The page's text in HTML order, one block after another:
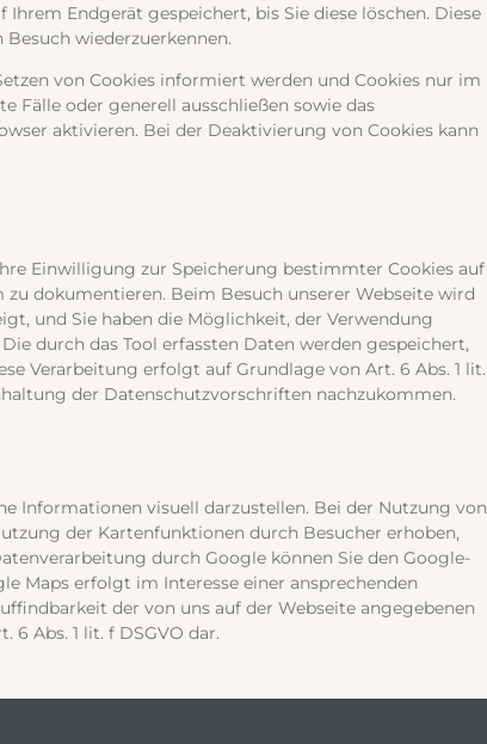
Endgerät gespeichert, bis Sie diese löschen. Diese
wiederzuerkennen.
von Cookies informiert werden und Cookies nur im
Fälle oder generell ausschließen sowie das
aktivieren. Bei der Deaktivierung von Cookies kann
Einwilligung zur Speicherung bestimmter Cookies auf
dokumentieren. Beim Besuch unserer Webseite wird
und Sie haben die Möglichkeit, der Verwendung
durch das Tool erfassten Daten werden gespeichert,
Verarbeitung erfolgt auf Grundlage von Art. 6 Abs. 1 lit.
der Datenschutzvorschriften nachzukommen.
Informationen visuell darzustellen. Bei der Nutzung von
der Kartenfunktionen durch Besucher erhoben,
durch Google können Sie den Google-
Maps erfolgt im Interesse einer ansprechenden
der von uns auf der Webseite angegebenen
Abs. 1 lit. f DSGVO dar.